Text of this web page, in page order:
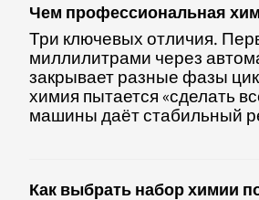
Чем профессиональная
Три ключевых отличия.
миллилитрами через
закрывает разные фазы
химия пытается «сделать
машины даёт стабильный
Как выбрать набор химии